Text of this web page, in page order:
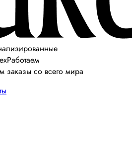
Работаем
заказы со всего мира